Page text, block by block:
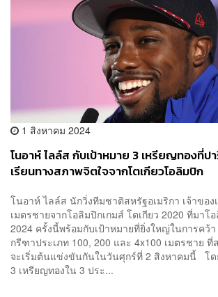
1 สิงหาคม 2024
โนอาห์ ไลล์ส กับเป้าหมาย 3 เหรียญทองที่ป
เรียนทางสภาพจิตใจจากโตเกียวโอลิมปิก
โนอาห์ ไลล์ส นักวิ่งทีมชาติสหรัฐอเมริกา เจ้าของ
เมตรชายจากโอลิมปิกเกมส์ โตเกียว 2020 ที่มาโ
2024 ครั้งนี้พร้อมกับเป้าหมายที่ยิ่งใหญ่ในการคว้
กรีฑาประเภท 100, 200 และ 4x100 เมตรชาย ที่
จะเริ่มต้นแข่งขันกันในวันศุกร์ที่ 2 สิงหาคมนี้ โ
3 เหรียญทองใน 3 ประ...